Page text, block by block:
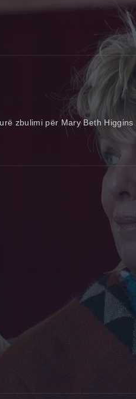
zbulimi për Mary Beth Higgins